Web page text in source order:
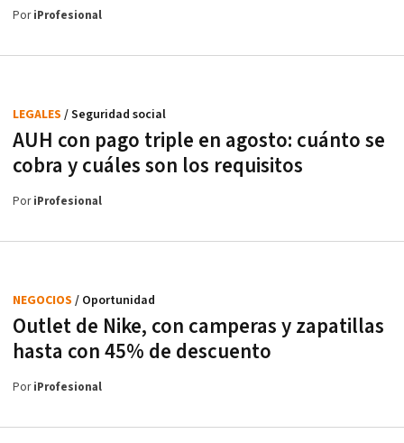
PoriProfesional
AUH con pago triple en agosto: cuánto se
cobra y cuáles son los requisitos
LEGALES / Seguridad social
PoriProfesional
Outlet de Nike, con camperas y zapatillas
hasta con 45% de descuento
NEGOCIOS / Oportunidad
PoriProfesional